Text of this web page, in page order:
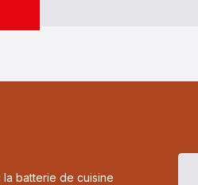
batterie de cuisine